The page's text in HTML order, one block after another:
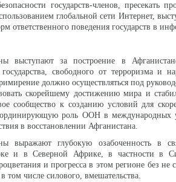
государств-членов, пресекать
глобальной сети Интернет,
ответственного поведения государств в
выступают за построение в
свободного от терроризма и
должно осуществляться под
скорейшему достижению мира и
сообщество к созданию условий для
роль ООН в международных
в восстановлении Афганистана.
выражают глубокую озабоченность в
и в Северной Африке, в частности в
и прогресса в этом регионе без
числе силового, вмешательства.